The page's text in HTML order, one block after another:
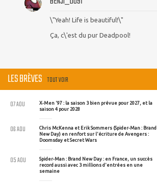
\"Yeah! Life is beautiful!\"
Ça, c\'est du pur Deadpool!
LES BRÈVES TOUT VOIR
X-Men '97 : la saison 3 bien prévue pour 2027, et la
saison 4 pour 2028
07 AOU
Chris McKenna et Erik Sommers (Spider-Man : Brand
New Day) en renfort sur l'écriture de Avengers :
Doomsday et Secret Wars
06 AOU
Spider-Man : Brand New Day : en France, un succès
record aussi avec 3 millions d'entrées en une
semaine
05 AOU